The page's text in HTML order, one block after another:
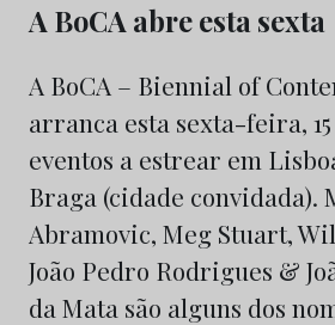
content
A BoCA abre esta sexta
A BoCA – Biennial of
arranca esta sexta-feira,
eventos a estrear em
Braga (cidade convidada).
Abramovic, Meg Stuart,
João Pedro Rodrigues &
da Mata são alguns dos